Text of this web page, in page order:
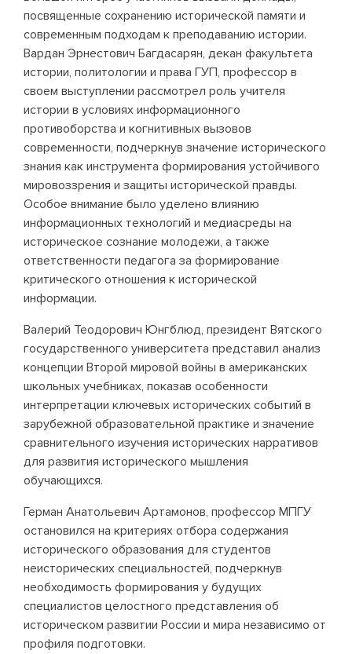
посвященные сохранению исторической памяти и
современным подходам к преподаванию истории.
Вардан Эрнестович Багдасарян, декан факультета
истории, политологии и права ГУП, профессор в
своем выступлении рассмотрел роль учителя
истории в условиях информационного
противоборства и когнитивных вызовов
современности, подчеркнув значение исторического
знания как инструмента формирования устойчивого
мировоззрения и защиты исторической правды.
Особое внимание было уделено влиянию
информационных технологий и медиасреды на
историческое сознание молодежи, а также
ответственности педагога за формирование
критического отношения к исторической
информации.
Валерий Теодорович Юнгблюд, президент Вятского
государственного университета представил анализ
концепции Второй мировой войны в американских
школьных учебниках, показав особенности
интерпретации ключевых исторических событий в
зарубежной образовательной практике и значение
сравнительного изучения исторических нарративов
для развития исторического мышления
обучающихся.
Герман Анатольевич Артамонов, профессор МПГУ
остановился на критериях отбора содержания
исторического образования для студентов
неисторических специальностей, подчеркнув
необходимость формирования у будущих
специалистов целостного представления об
историческом развитии России и мира независимо от
профиля подготовки.